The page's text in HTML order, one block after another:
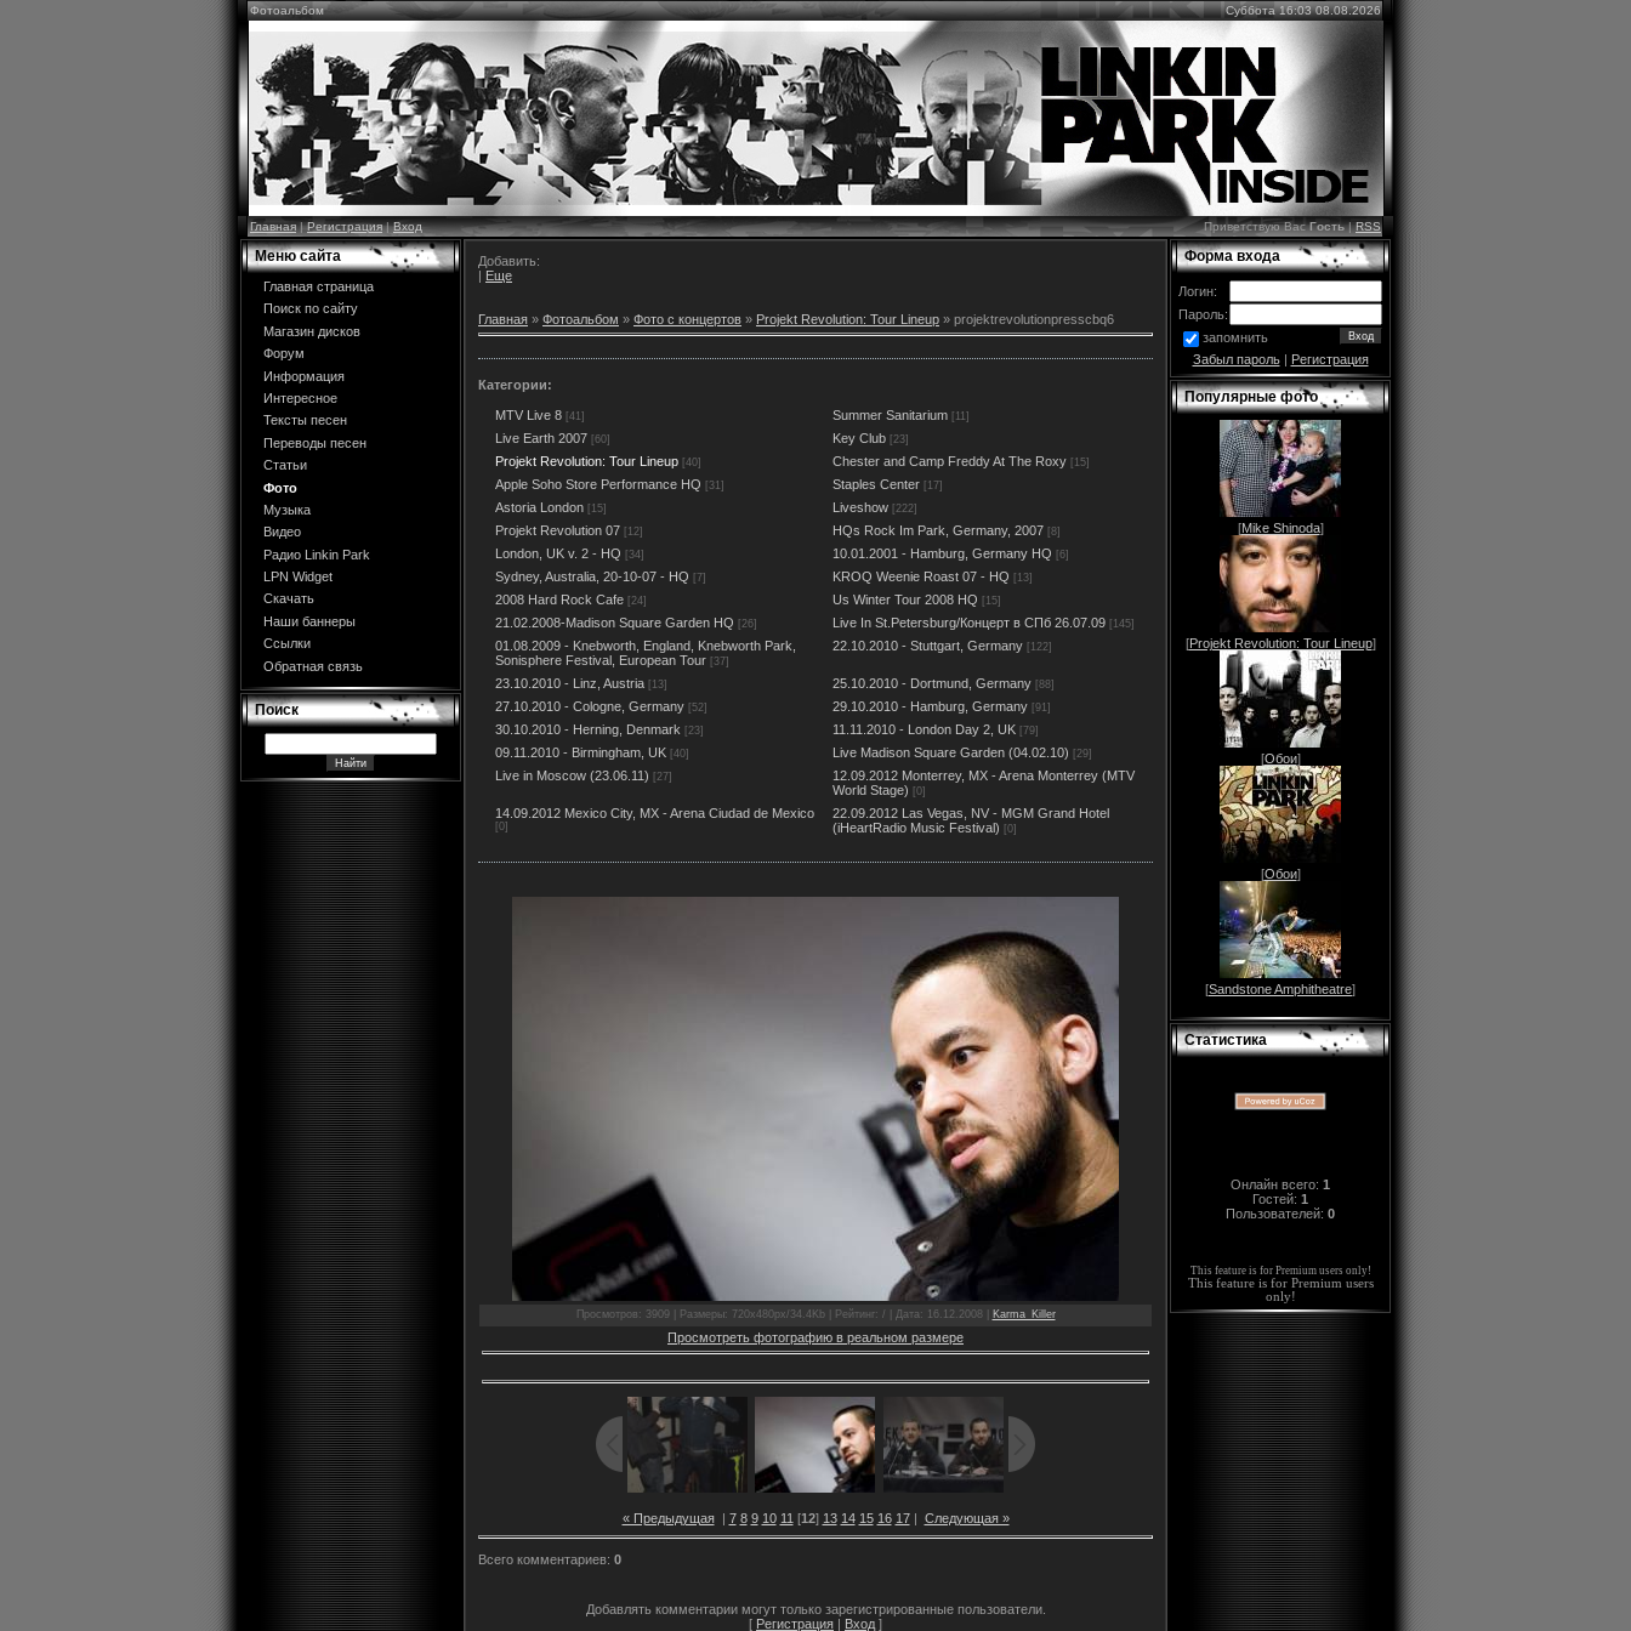
Фотоальбом Суббота 16:03 08.08.2026
Главная|Регистрация|Вход Приветствую ВасГость|RSS
Меню сайта
Главная страница
Поиск по сайту
Магазин дисков
Форум
Информация
Интересное
Тексты песен
Переводы песен
Статьи
Фото
Музыка
Видео
Радио Linkin Park
LPN Widget
Скачать
Наши баннеры
Ссылки
Обратная связь
Поиск
Добавить:
| Еще
Главная » Фотоальбом » Фото с концертов » Projekt Revolution: Tour Lineup » projektrevolutionpresscbq6
Категории:
MTV Live 8 [41] Summer Sanitarium [11]
Live Earth 2007 [60] Key Club [23]
Projekt Revolution: Tour Lineup [40] Chester and Camp Freddy At The Roxy [15]
Apple Soho Store Performance HQ [31] Staples Center [17]
Astoria London [15] Liveshow [222]
Projekt Revolution 07 [12] HQs Rock Im Park, Germany, 2007 [8]
London, UK v. 2 - HQ [34] 10.01.2001 - Hamburg, Germany HQ [6]
Sydney, Australia, 20-10-07 - HQ [7] KROQ Weenie Roast 07 - HQ [13]
2008 Hard Rock Cafe [24] Us Winter Tour 2008 HQ [15]
21.02.2008-Madison Square Garden HQ [26] Live In St.Petersburg/Концерт в СПб 26.07.09 [145]
01.08.2009 - Knebworth, England, Knebworth Park,
Sonisphere Festival, European Tour [37]
22.10.2010 - Stuttgart, Germany [122]
23.10.2010 - Linz, Austria [13] 25.10.2010 - Dortmund, Germany [88]
27.10.2010 - Cologne, Germany [52] 29.10.2010 - Hamburg, Germany [91]
30.10.2010 - Herning, Denmark [23] 11.11.2010 - London Day 2, UK [79]
09.11.2010 - Birmingham, UK [40] Live Madison Square Garden (04.02.10) [29]
Live in Moscow (23.06.11) [27]
12.09.2012 Monterrey, MX - Arena Monterrey (MTV
World Stage)
[0]
14.09.2012 Mexico City, MX - Arena Ciudad de Mexico
[0]
22.09.2012 Las Vegas, NV - MGM Grand Hotel
(iHeartRadio Music Festival)
[0]
Просмотров: 3909 | Размеры: 720x480px/34.4Kb | Рейтинг: / | Дата: 16.12.2008 | Karma_Killer
Просмотреть фотографию в реальном размере
« Предыдущая| 7 8 9 10 11 [12] 13 14 15 16 17| Следующая »
Всего комментариев: 0
Добавлять комментарии могут только зарегистрированные пользователи.
[ Регистрация Вход ]
Форма входа
Логин:
Пароль:
запомнить
Забыл пароль| Регистрация
Популярные фото
[Mike Shinoda]
[Projekt Revolution: Tour Lineup]
[Обои]
[Обои]
[Sandstone Amphitheatre]
Статистика
Онлайн всего: 1
Гостей: 1
Пользователей: 0
This feature is for Premium users only!
This feature is for Premium users
only!